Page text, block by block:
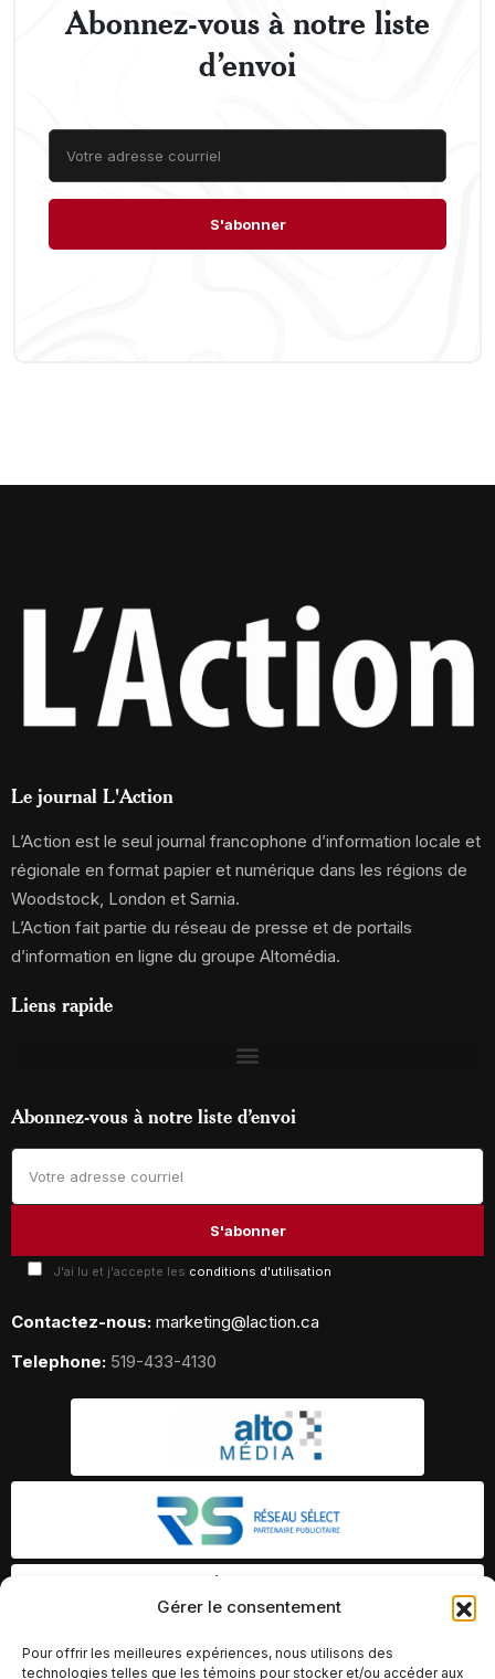
Gérer le consentement
Pour offrir les meilleures expériences, nous utilisons des
technologies telles que les témoins pour stocker et/ou accéder aux
Abonnez-vous à notre liste
d’envoi
Le journal L'Action
L’Action est le seul journal francophone d’information locale et
régionale en format papier et numérique dans les régions de
Woodstock, London et Sarnia.
L’Action fait partie du réseau de presse et de portails
d’information en ligne du groupe Altomédia.
Liens rapide
Abonnez-vous à notre liste d’envoi
J'ai lu et j'accepte les conditions d'utilisation
Contactez-nous: marketing@laction.ca
Telephone: 519-433-4130